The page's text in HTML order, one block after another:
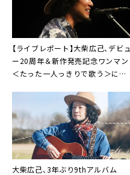
【ライブレポート】大柴広己、デビュ
ー20周年＆新作発売記念ワンマン
＜たった一人っきりで歌う＞に原
大柴広己、3年ぶり9thアルバム